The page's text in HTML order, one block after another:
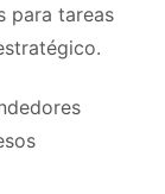
para tareas